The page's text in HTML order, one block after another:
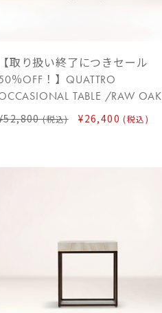
【取り扱い終了につきセール
％OFF！】QUATTRO
TABLE /RAW OAK
(税込) ¥26,400(税込)